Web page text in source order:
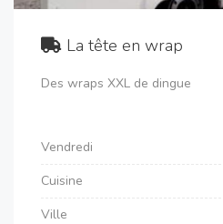
La tête en wrap
Des wraps XXL de dingue
Vendredi
Cuisine
Ville